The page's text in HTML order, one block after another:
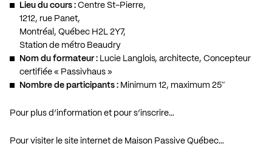
Lieu du cours : Centre St-Pierre,
1212, rue Panet,
Montréal, Québec H2L 2Y7,
Station de métro Beaudry
Nom du formateur : Lucie Langlois, architecte, Concepteur
certifiée « Passivhaus »
Nombre de participants : Minimum 12, maximum 25″
Pour plus d’information et pour s’inscrire…
Pour visiter le site internet de Maison Passive Québec…